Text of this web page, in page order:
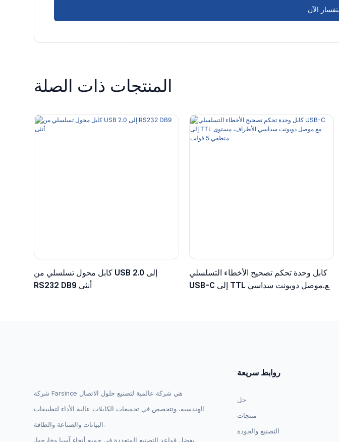
الآن
المنتجات ذات الصلة
كابل محول تسلسلي من USB 2.0 إلى
RS232 DB9 أنثى
كابل وحدة تحكم تصحيح الأخطاء التسلسلي
USB-C إلى TTL مع موصل دوبونت سداسي
شركة Farsince هي شركة عالمية لتصنيع حلول الاتصال
الهندسية، وتتخصص في تجميعات الكابلات عالية الأداء لتطبيقات
البيانات والصناعة والطاقة.
بفضل قواعد التصنيع المتعددة في جميع أنحاء آسيا وخارجها،
روابط سريعة
حل
منتجات
التصنيع والجودة